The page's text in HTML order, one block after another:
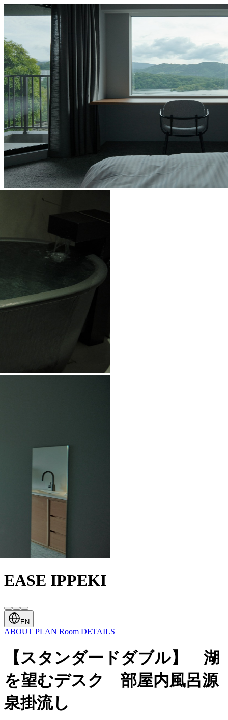
EASE IPPEKI
EN
ABOUT PLAN Room DETAILS
【スタンダードダブル】 湖
を望むデスク 部屋内風呂源
泉掛流し